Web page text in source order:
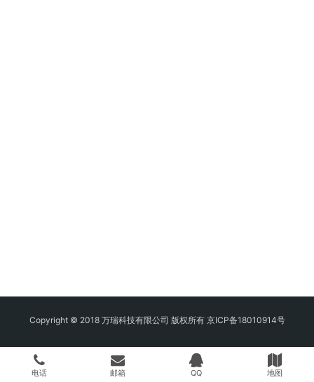
Copyright © 2018 万瑞科技有限公司 版权所有 京ICP备18010914号
电话 邮箱 QQ 地图